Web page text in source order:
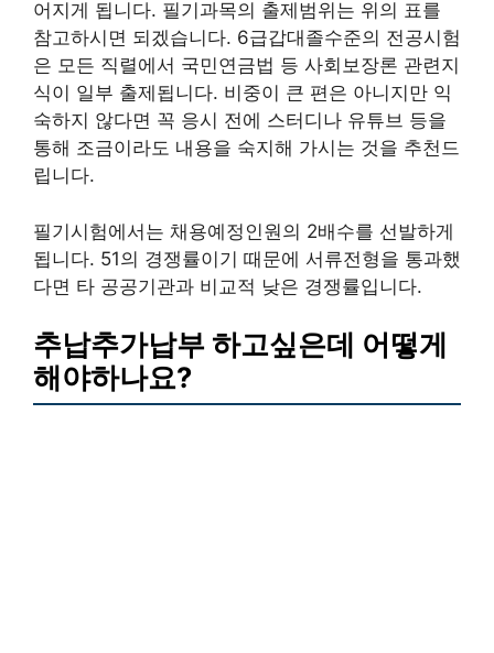
어지게 됩니다. 필기과목의 출제범위는 위의 표를
참고하시면 되겠습니다. 6급갑대졸수준의 전공시험
은 모든 직렬에서 국민연금법 등 사회보장론 관련지
식이 일부 출제됩니다. 비중이 큰 편은 아니지만 익
숙하지 않다면 꼭 응시 전에 스터디나 유튜브 등을
통해 조금이라도 내용을 숙지해 가시는 것을 추천드
립니다.
필기시험에서는 채용예정인원의 2배수를 선발하게
됩니다. 51의 경쟁률이기 때문에 서류전형을 통과했
다면 타 공공기관과 비교적 낮은 경쟁률입니다.
추납추가납부 하고싶은데 어떻게
해야하나요?